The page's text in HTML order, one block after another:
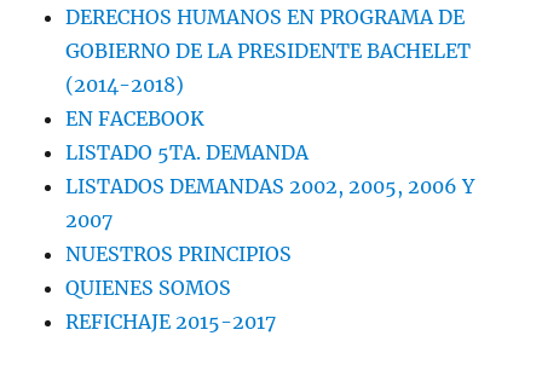
DERECHOS HUMANOS EN PROGRAMA DE
GOBIERNO DE LA PRESIDENTE BACHELET
(2014-2018)
EN FACEBOOK
LISTADO 5TA. DEMANDA
LISTADOS DEMANDAS 2002, 2005, 2006 Y
2007
NUESTROS PRINCIPIOS
QUIENES SOMOS
REFICHAJE 2015-2017